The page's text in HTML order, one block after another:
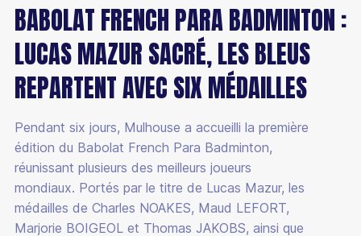
BABOLAT FRENCH PARA BADMINTON :
LUCAS MAZUR SACRÉ, LES BLEUS
REPARTENT AVEC SIX MÉDAILLES
Pendant six jours, Mulhouse a accueilli la première
édition du Babolat French Para Badminton,
réunissant plusieurs des meilleurs joueurs
mondiaux. Portés par le titre de Lucas Mazur, les
médailles de Charles NOAKES, Maud LEFORT,
Marjorie BOIGEOL et Thomas JAKOBS, ainsi que